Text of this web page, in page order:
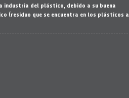
del plástico, debido a su buena
(residuo que se encuentra en los plásticos a